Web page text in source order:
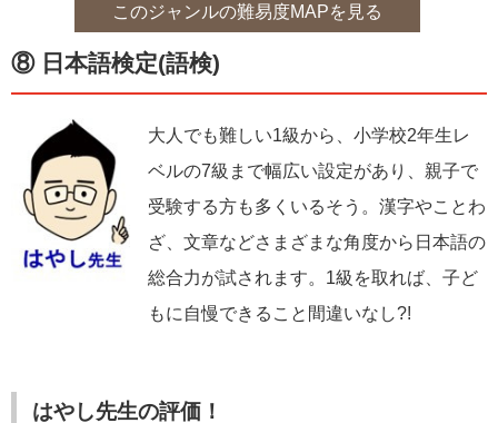
このジャンルの難易度MAPを見る
⑧ 日本語検定(語検)
大人でも難しい1級から、小学校2年生レ
ベルの7級まで幅広い設定があり、親子で
受験する方も多くいるそう。漢字やことわ
ざ、文章などさまざまな角度から日本語の
総合力が試されます。1級を取れば、子ど
もに自慢できること間違いなし?!
はやし先生の評価！